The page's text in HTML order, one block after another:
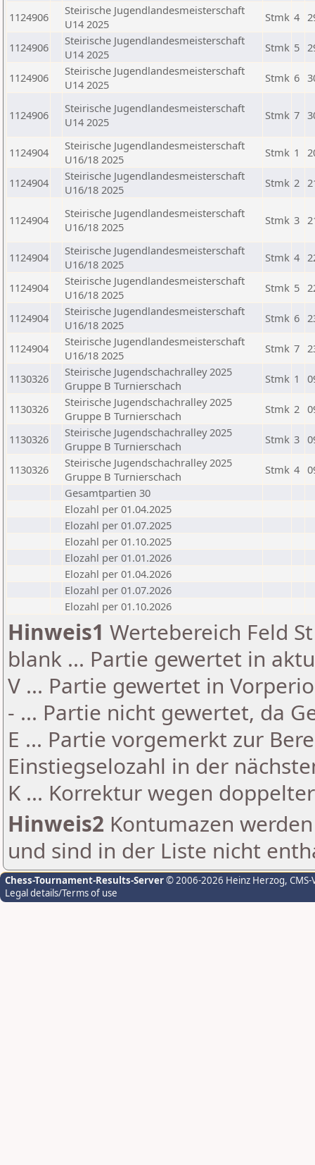
1124906
Steirische Jugendlandesmeisterschaft
U14 2025
Stmk 4
1124906
Steirische Jugendlandesmeisterschaft
U14 2025
Stmk 5
1124906
Steirische Jugendlandesmeisterschaft
U14 2025
Stmk 6
1124906
Steirische Jugendlandesmeisterschaft
U14 2025
Stmk 7
1124904
Steirische Jugendlandesmeisterschaft
U16/18 2025
Stmk 1
1124904
Steirische Jugendlandesmeisterschaft
U16/18 2025
Stmk 2
1124904
Steirische Jugendlandesmeisterschaft
U16/18 2025
Stmk 3
1124904
Steirische Jugendlandesmeisterschaft
U16/18 2025
Stmk 4
1124904
Steirische Jugendlandesmeisterschaft
U16/18 2025
Stmk 5
1124904
Steirische Jugendlandesmeisterschaft
U16/18 2025
Stmk 6
1124904
Steirische Jugendlandesmeisterschaft
U16/18 2025
Stmk 7
1130326
Steirische Jugendschachralley 2025
Gruppe B Turnierschach
Stmk 1
1130326
Steirische Jugendschachralley 2025
Gruppe B Turnierschach
Stmk 2
1130326
Steirische Jugendschachralley 2025
Gruppe B Turnierschach
Stmk 3
1130326
Steirische Jugendschachralley 2025
Gruppe B Turnierschach
Stmk 4
Gesamtpartien 30
Elozahl per 01.04.2025
Elozahl per 01.07.2025
Elozahl per 01.10.2025
Elozahl per 01.01.2026
Elozahl per 01.04.2026
Elozahl per 01.07.2026
Elozahl per 01.10.2026
Hinweis1 Wertebereich Feld
blank ... Partie gewertet in
V ... Partie gewertet in
- ... Partie nicht gewertet, da
E ... Partie vorgemerkt zur
Einstiegselozahl in der
K ... Korrektur wegen
Hinweis2 Kontumazen
und sind in der Liste nicht
Chess-Tournament-Results-Server© 2006-2026 Heinz Herzog,
Legal details/Terms of use